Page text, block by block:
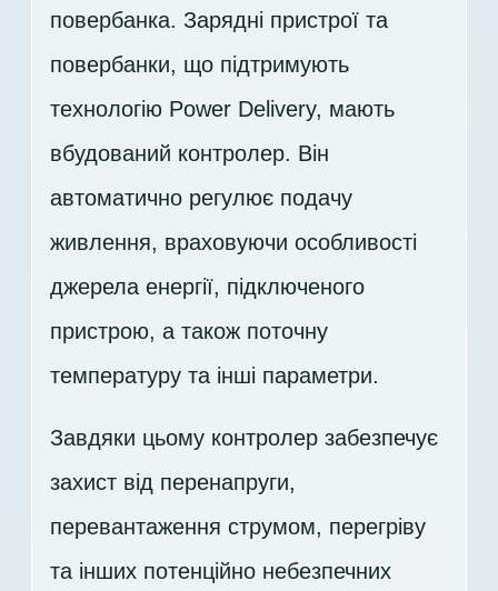
повербанка. Зарядні пристрої та
повербанки, що підтримують
технологію Power Delivery, мають
вбудований контролер. Він
автоматично регулює подачу
живлення, враховуючи особливості
джерела енергії, підключеного
пристрою, а також поточну
температуру та інші параметри.
Завдяки цьому контролер забезпечує
захист від перенапруги,
перевантаження струмом, перегріву
та інших потенційно небезпечних